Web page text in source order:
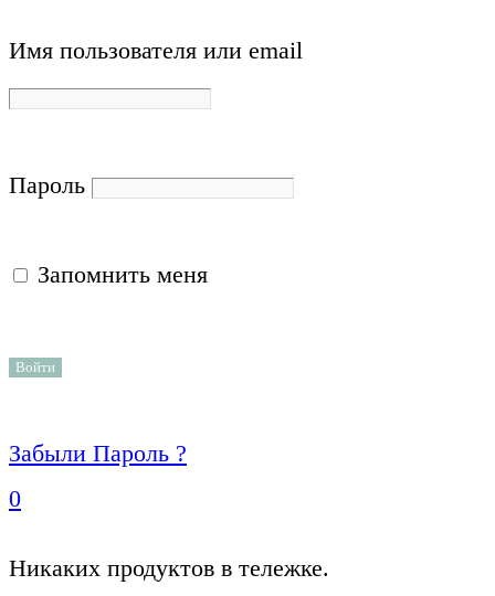
Имя пользователя или email
Пароль
Запомнить меня
Забыли Пароль ?
0
Никаких продуктов в тележке.